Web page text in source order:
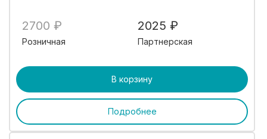
2700 ₽
Розничная
2025 ₽
Партнерская
В корзину
Подробнее